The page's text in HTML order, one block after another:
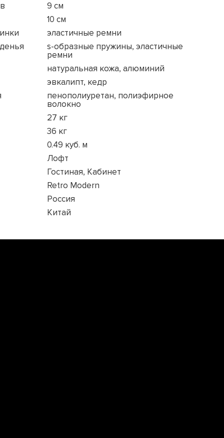
9 см
10 см
эластичные ремни
s-образные пружины, эластичные
ремни
натуральная кожа, алюминий
эвкалипт, кедр
пенополиуретан, полиэфирное
волокно
27 кг
36 кг
0.49 куб. м
Лофт
Гостиная, Кабинет
Retro Modern
Россия
Китай